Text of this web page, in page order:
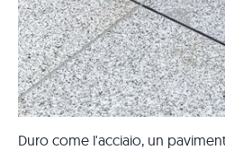
Duro come l'acciaio, un